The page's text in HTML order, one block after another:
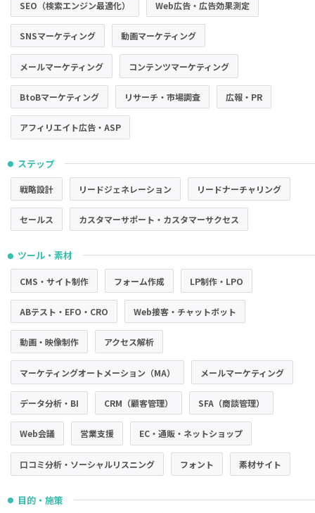
SEO（検索エンジン最適化） Web広告・広告効果測定
SNSマーケティング 動画マーケティング
メールマーケティング コンテンツマーケティング
BtoBマーケティング リサーチ・市場調査 広報・PR
アフィリエイト広告・ASP
● ステップ
戦略設計 リードジェネレーション リードナーチャリング
セールス カスタマーサポート・カスタマーサクセス
● ツール・素材
CMS・サイト制作 フォーム作成 LP制作・LPO
ABテスト・EFO・CRO Web接客・チャットボット
動画・映像制作 アクセス解析
マーケティングオートメーション（MA） メールマーケティング
データ分析・BI CRM（顧客管理） SFA（商談管理）
Web会議 営業支援 EC・通販・ネットショップ
口コミ分析・ソーシャルリスニング フォント 素材サイト
● 目的・施策